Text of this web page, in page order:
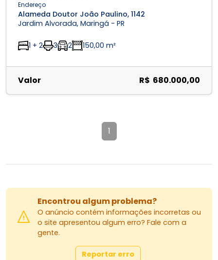
Endereço
Alameda Doutor João Paulino, 1142
Jardim Alvorada, Maringá - PR
1 + 2 3 2 150,00 m²
Valor R$ 680.000,00
1
Encontrou algum problema?
O anúncio contém informações incorretas ou
o site apresentou algum erro? Fale com a
gente.
Reportar erro